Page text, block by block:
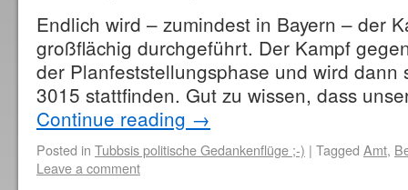
Endlich wird – zumindest in Bayern – der
großflächig durchgeführt. Der Kampf
der Planfeststellungsphase und wird dann
3015 stattfinden. Gut zu wissen, dass
Continue reading →
Posted in Tubbsis politische Gedankenflüge ;-) | Tagged Amt,
Leave a comment